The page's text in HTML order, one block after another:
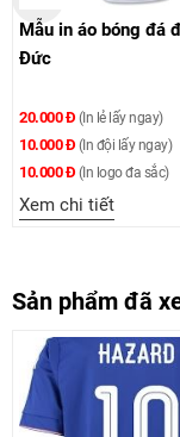
áo bóng đá đội tuyển
(In lẻ lấy ngay)
(In đội lấy ngay)
(In logo đa sắc)
tiết
Sản phẩm đã